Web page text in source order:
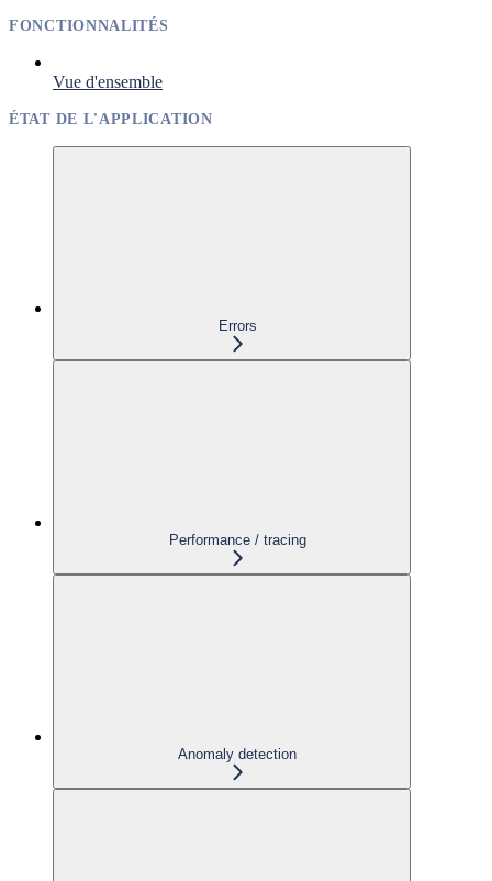
FONCTIONNALITÉS
Vue d'ensemble
ÉTAT DE L'APPLICATION
Errors
Performance / tracing
Anomaly detection